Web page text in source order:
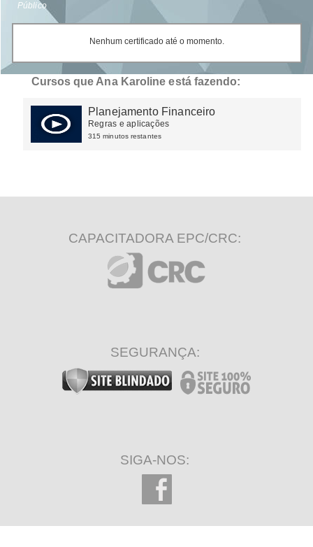
Público
Nenhum certificado até o momento.
Cursos que Ana Karoline está fazendo:
Planejamento Financeiro
Regras e aplicações
315 minutos restantes
CAPACITADORA EPC/CRC:
SEGURANÇA:
SIGA-NOS: